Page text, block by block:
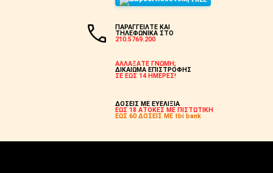
ΠΑΡΑΓΓΕΙΛΤΕ ΚΑΙ
ΤΗΛΕΦΩΝΙΚΑ ΣΤΟ
210.5769.200
ΑΛΛΑΞΑΤΕ ΓΝΩΜΗ;
ΔΙΚΑΙΩΜΑ ΕΠΙΣΤΡΟΦΗΣ
ΣΕ ΕΩΣ 14 ΗΜΕΡΕΣ!
ΔΟΣΕΙΣ ΜΕ ΕΥΕΛΙΞΙΑ
ΕΩΣ 18 ΑΤΟΚΕΣ ΜΕ ΠΙΣΤΩΤΙΚΗ
ΕΩΣ 60 ΔΟΣΕΙΣ ΜΕ tbi bank